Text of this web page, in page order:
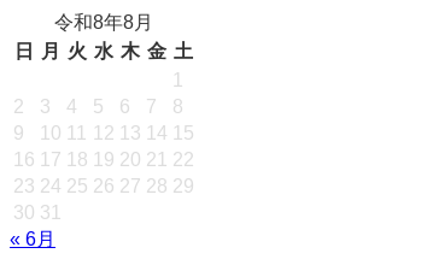
令和8年8月
日
月 火 水 木 金 土
1
2
3 4 5 6 7
8
9
10 11 12 13 14 15
16 17 18 19 20 21 22
23 24 25 26 27 28 29
30 31
« 6月